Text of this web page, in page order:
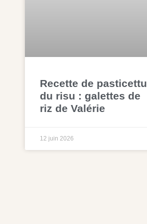
Recette de pasticettu
du risu : galettes de
riz de Valérie
12 juin 2026